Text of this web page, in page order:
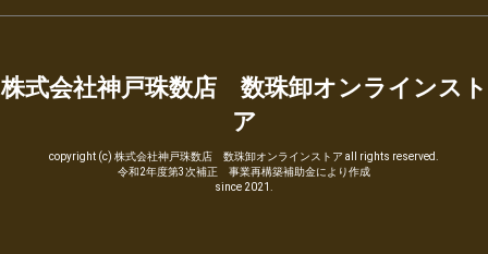
株式会社神戸珠数店 数珠卸オンラインスト
ア
copyright (c) 株式会社神戸珠数店 数珠卸オンラインストア all rights reserved.
令和2年度第3次補正 事業再構築補助金により作成
since 2021.